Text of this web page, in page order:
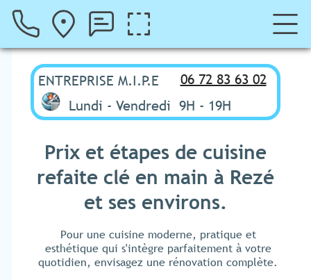
06 72 83 63 02
ENTREPRISE M.I.P.E
Lundi - Vendredi 9H - 19H
Prix et étapes de cuisine
refaite clé en main à Rezé
et ses environs.
Pour une cuisine moderne, pratique et
esthétique qui s'intègre parfaitement à votre
quotidien, envisagez une rénovation complète.